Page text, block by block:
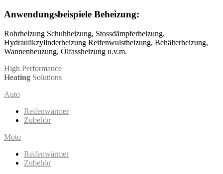
Anwendungsbeispiele Beheizung:
Rohrheizung Schuhheizung, Stossdämpferheizung,
Hydraulikzylinderheizung Reifenwulstheizung, Behälterheizung,
Wannenheuzung, Ölfassheizung u.v.m.
High Performance
Heating Solutions
Auto
Reifenwärmer
Zubehör
Moto
Reifenwärmer
Zubehör